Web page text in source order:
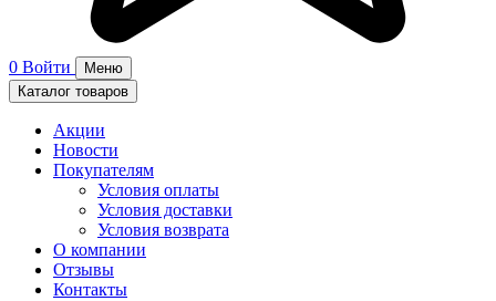
0 Войти
Меню
Каталог товаров
Акции
Новости
Покупателям
Условия оплаты
Условия доставки
Условия возврата
О компании
Отзывы
Контакты